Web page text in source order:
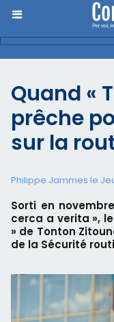
Quand «
prêche
sur la
Philippe Jammes le
Sorti en
cerca a verita »,
» de Tonton
de la Sécurité